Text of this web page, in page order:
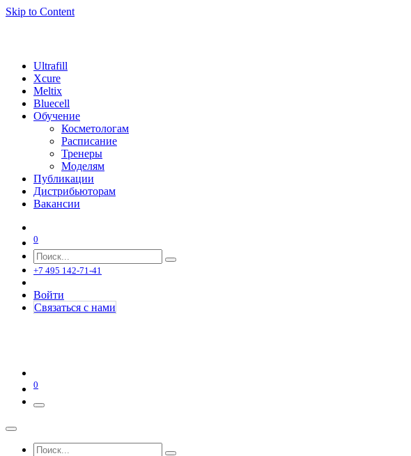
Skip to Content
Ultrafill
Xcure
Meltix
Bluecell
Обучение
Косметологам
Расписание
Тренеры
Моделям
Публикации
Дистрибьюторам
Вакансии
0
+7 495 142-71-41
Войти
Связаться с нами
0